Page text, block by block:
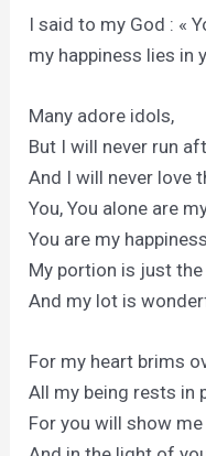
I said to my God : «
my happiness lies in
Many adore idols,
But I will never run
And I will never love
You, You alone are
You are my
My portion is just the
And my lot is
For my heart brims
All my being rests in
For you will show